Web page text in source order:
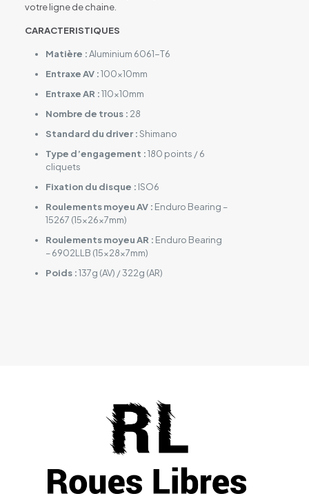
votre ligne de chaine.
CARACTERISTIQUES
Matière :Aluminium 6061-T6
Entraxe AV :100x10mm
Entraxe AR :110x10mm
Nombre de trous : 28
Standard du driver :Shimano
Type d’engagement :180 points / 6
cliquets
Fixation du disque : ISO6
Roulements moyeu AV : Enduro Bearing –
15267 (15x26x7mm)
Roulements moyeu AR : Enduro Bearing
– 6902LLB (15x28x7mm)
Poids :137g (AV) / 322g (AR)